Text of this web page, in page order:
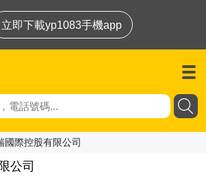
立即下載yp1083手機app
國際控股有限公司
公司